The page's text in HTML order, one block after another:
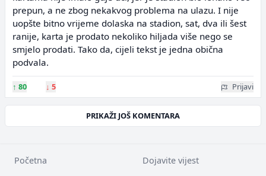
prepun, a ne zbog nekakvog problema na ulazu. I nije
uopšte bitno vrijeme dolaska na stadion, sat, dva ili šest
ranije, karta je prodato nekoliko hiljada više nego se
smjelo prodati. Tako da, cijeli tekst je jedna obična
podvala.
↑ 80 ↓ 5 Prijavi
PRIKAŽI JOŠ KOMENTARA
Početna Dojavite vijest